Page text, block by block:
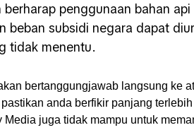
penggunaan bahan
beban subsidi negara dapat
tidak menentu.
bertanggungjawab langsung ke
anda berfikir panjang
juga tidak mampu untuk